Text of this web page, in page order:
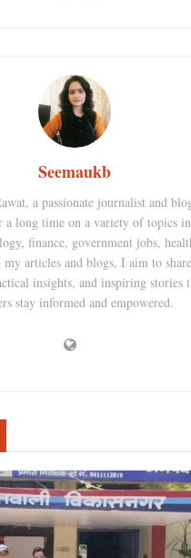
Seemaukb
a passionate journalist and
a long time on a variety of topics
finance, government jobs,
articles and blogs, I aim to
insights, and inspiring stories
stay informed and empowered.